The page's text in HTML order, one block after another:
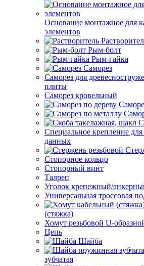
Основание монтажное для
элементов
Рым-болт
Рым-гайка
Саморез
Саморез для
плиты
Саморез кровельный
Специальное крепление для
данных
Стопорное кольцо
Стопорный винт
Талреп
Уголок крепежный/
Универсальная троссовая
(стяжка)
Хомут резьбовой U-
Цепь
Шайба
зубчатая